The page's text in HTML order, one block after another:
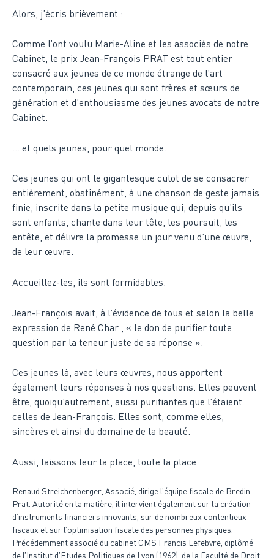
Alors, j’écris brièvement :
Comme l’ont voulu Marie-Aline et les associés de notre
Cabinet, le prix Jean-François PRAT est tout entier
consacré aux jeunes de ce monde étrange de l’art
contemporain, ces jeunes qui sont frères et sœurs de
génération et d’enthousiasme des jeunes avocats de notre
Cabinet.
… et quels jeunes, pour quel monde.
Ces jeunes qui ont le gigantesque culot de se consacrer
entièrement, obstinément, à une chanson de geste jamais
finie, inscrite dans la petite musique qui, depuis qu’ils
sont enfants, chante dans leur tête, les poursuit, les
entête, et délivre la promesse un jour venu d’une œuvre,
de leur œuvre.
Accueillez-les, ils sont formidables.
Jean-François avait, à l’évidence de tous et selon la belle
expression de René Char , « le don de purifier toute
question par la teneur juste de sa réponse ».
Ces jeunes là, avec leurs œuvres, nous apportent
également leurs réponses à nos questions. Elles peuvent
être, quoiqu’autrement, aussi purifiantes que l’étaient
celles de Jean-François. Elles sont, comme elles,
sincères et ainsi du domaine de la beauté.
Aussi, laissons leur la place, toute la place.
Renaud Streichenberger, Associé, dirige l’équipe fiscale de Bredin
Prat. Autorité en la matière, il intervient également sur la création
d’instruments financiers innovants, sur de nombreux contentieux
fiscaux et sur l’optimisation fiscale des personnes physiques.
Précédemment associé du cabinet CMS Francis Lefebvre, diplômé
de l’Institut d’Etudes Politiques de Lyon (1962), de la Faculté de Droit